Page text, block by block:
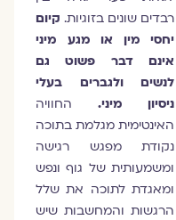
רבדים שונים בזוגיות.קיום
יחסי מין או מגע מיני
אינם דבר פשוט גם
לנשים ולגברים בעלי
ניסיון מיני.החוויה
האינטימית מגלמת בתוכה
נקודת מפגש רגישה
ומשמעותית של גוף ונפש
ומאגדת לתוכה את שלל
הרגשות והמחשבות שיש